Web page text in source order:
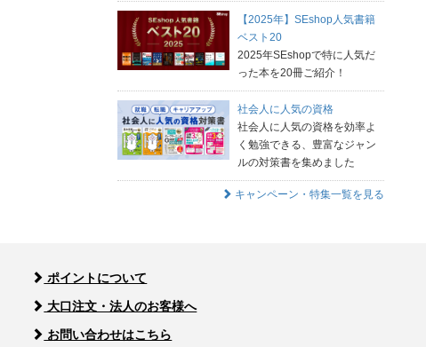
【2025年】SEshop人気書籍
ベスト20
2025年SEshopで特に人気だ
った本を20冊ご紹介！
社会人に人気の資格
社会人に人気の資格を効率よ
く勉強できる、豊富なジャン
ルの対策書を集めました
キャンペーン・特集一覧を見る
ポイントについて
大口注文・法人のお客様へ
お問い合わせはこちら